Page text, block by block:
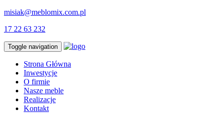
misiak@meblomix.com.pl
17 22 63 232
Toggle navigation
Strona Główna
Inwestycje
O firmie
Nasze meble
Realizacje
Kontakt